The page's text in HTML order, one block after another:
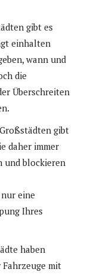
gibt es
einhalten
wann und
die
Überschreiten
gibt
daher immer
und blockieren
eine
Ihres
haben
mit